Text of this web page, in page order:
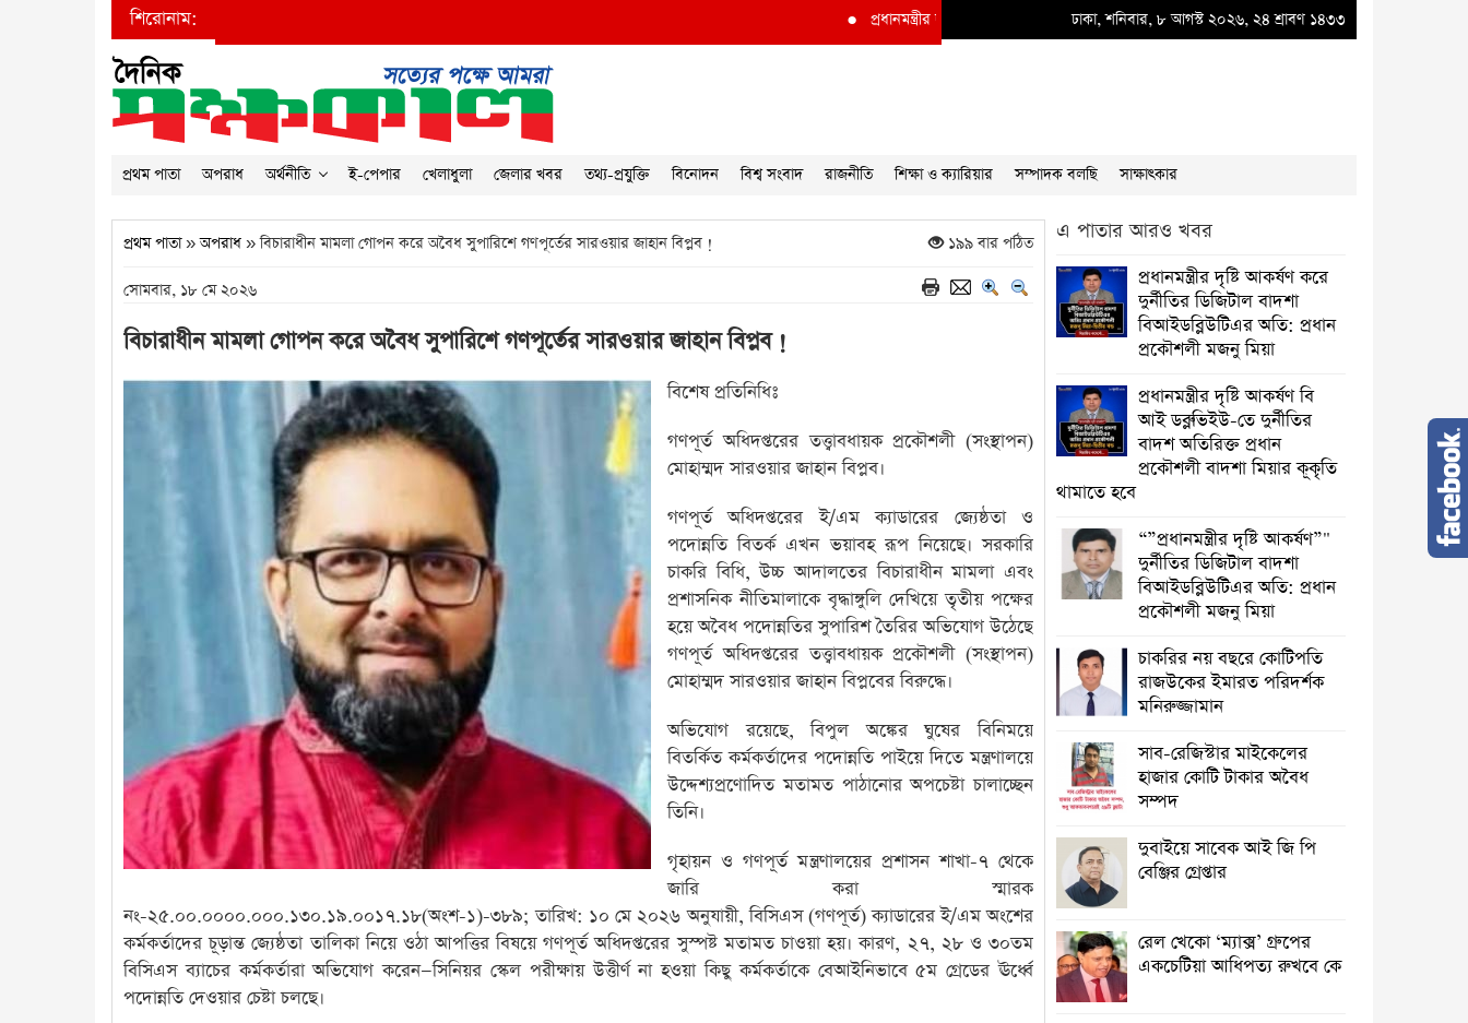
শিরোনাম: প্রধানমন্ত্রীর দৃষ্টি আকর্ষণ করে দুর্নীতির ডিজিটাল বাদশা বিআইডব্লিউটিএর অতি: প্রধান প্রকৌশলী মজনু মিয়া
ঢাকা, শনিবার, ৮ আগস্ট ২০২৬, ২৪ শ্রাবণ ১৪৩৩
প্রথম পাতা অপরাধ অর্থনীতি ই-পেপার খেলাধুলা জেলার খবর তথ্য-প্রযুক্তি বিনোদন বিশ্ব সংবাদ রাজনীতি শিক্ষা ও ক্যারিয়ার সম্পাদক বলছি সাক্ষাৎকার
প্রথম পাতা»অপরাধ » বিচারাধীন মামলা গোপন করে অবৈধ সুপারিশে গণপূর্তের সারওয়ার জাহান বিপ্লব ! ১৯৯ বার পঠিত
সোমবার, ১৮ মে ২০২৬
বিচারাধীন মামলা গোপন করে অবৈধ সুপারিশে গণপূর্তের সারওয়ার জাহান বিপ্লব !
বিশেষ প্রতিনিধিঃ
গণপূর্ত অধিদপ্তরের তত্ত্বাবধায়ক প্রকৌশলী (সংস্থাপন)
মোহাম্মদ সারওয়ার জাহান বিপ্লব।
গণপূর্ত অধিদপ্তরের ই/এম ক্যাডারের জ্যেষ্ঠতা ও
পদোন্নতি বিতর্ক এখন ভয়াবহ রূপ নিয়েছে। সরকারি
চাকরি বিধি, উচ্চ আদালতের বিচারাধীন মামলা এবং
প্রশাসনিক নীতিমালাকে বৃদ্ধাঙ্গুলি দেখিয়ে তৃতীয় পক্ষের
হয়ে অবৈধ পদোন্নতির সুপারিশ তৈরির অভিযোগ উঠেছে
গণপূর্ত অধিদপ্তরের তত্ত্বাবধায়ক প্রকৌশলী (সংস্থাপন)
মোহাম্মদ সারওয়ার জাহান বিপ্লবের বিরুদ্ধে।
অভিযোগ রয়েছে, বিপুল অঙ্কের ঘুষের বিনিময়ে
বিতর্কিত কর্মকর্তাদের পদোন্নতি পাইয়ে দিতে মন্ত্রণালয়ে
উদ্দেশ্যপ্রণোদিত মতামত পাঠানোর অপচেষ্টা চালাচ্ছেন
তিনি।
গৃহায়ন ও গণপূর্ত মন্ত্রণালয়ের প্রশাসন শাখা-৭ থেকে
জারি করা স্মারক
নং-২৫.০০.০০০০.০০০.১৩০.১৯.০০১৭.১৮(অংশ-১)-৩৮৯; তারিখ: ১০ মে ২০২৬ অনুযায়ী, বিসিএস (গণপূর্ত) ক্যাডারের ই/এম অংশের
কর্মকর্তাদের চূড়ান্ত জ্যেষ্ঠতা তালিকা নিয়ে ওঠা আপত্তির বিষয়ে গণপূর্ত অধিদপ্তরের সুস্পষ্ট মতামত চাওয়া হয়। কারণ, ২৭, ২৮ ও ৩০তম
বিসিএস ব্যাচের কর্মকর্তারা অভিযোগ করেন—সিনিয়র স্কেল পরীক্ষায় উত্তীর্ণ না হওয়া কিছু কর্মকর্তাকে বেআইনিভাবে ৫ম গ্রেডের ঊর্ধ্বে
পদোন্নতি দেওয়ার চেষ্টা চলছে।
এ পাতার আরও খবর
প্রধানমন্ত্রীর দৃষ্টি আকর্ষণ করে
দুর্নীতির ডিজিটাল বাদশা
বিআইডব্লিউটিএর অতি: প্রধান
প্রকৌশলী মজনু মিয়া
প্রধানমন্ত্রীর দৃষ্টি আকর্ষণ বি
আই ডব্লুভিইউ-তে দুর্নীতির
বাদশ অতিরিক্ত প্রধান
প্রকৌশলী বাদশা মিয়ার কূকৃতি
থামাতে হবে
“”প্রধানমন্ত্রীর দৃষ্টি আকর্ষণ”"
দুর্নীতির ডিজিটাল বাদশা
বিআইডব্লিউটিএর অতি: প্রধান
প্রকৌশলী মজনু মিয়া
চাকরির নয় বছরে কোটিপতি
রাজউকের ইমারত পরিদর্শক
মনিরুজ্জামান
সাব-রেজিস্টার মাইকেলের
হাজার কোটি টাকার অবৈধ
সম্পদ
দুবাইয়ে সাবেক আই জি পি
বেঞ্জির গ্রেপ্তার
রেল খেকো ‘ম্যাক্স’ গ্রুপের
একচেটিয়া আধিপত্য রুখবে কে